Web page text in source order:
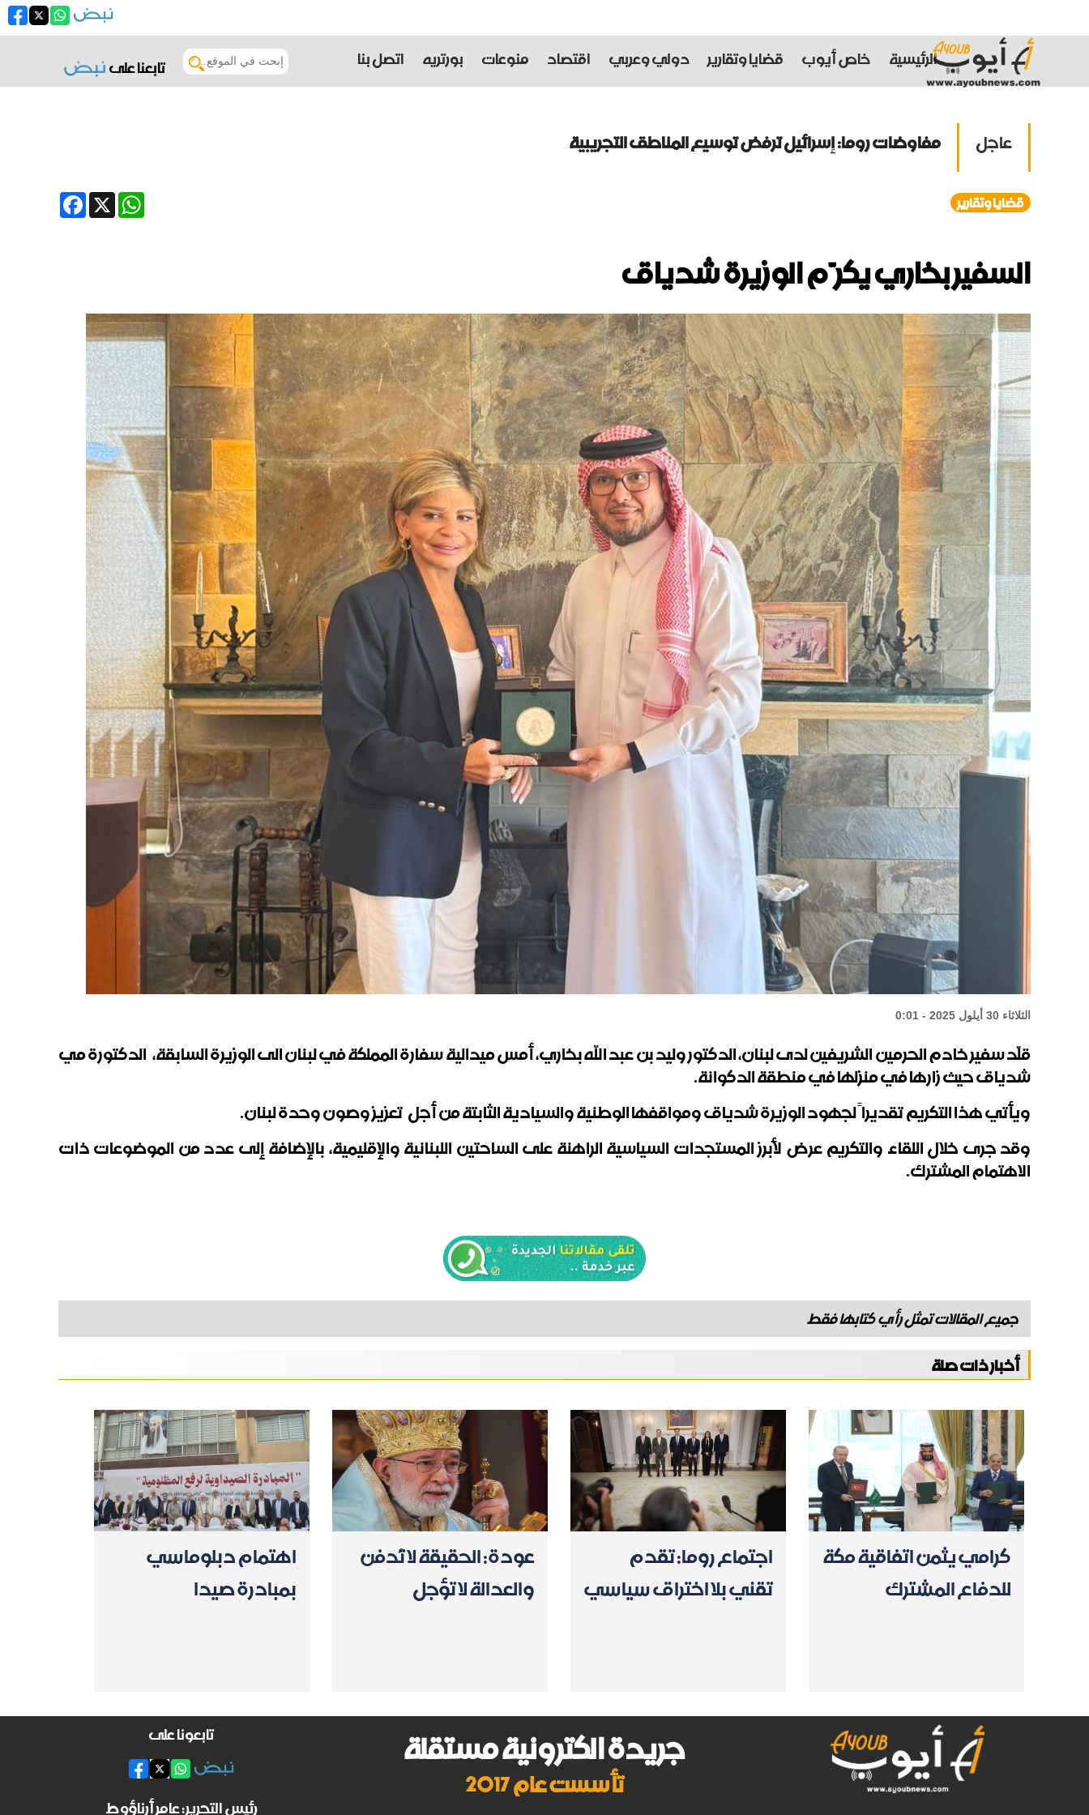
الرئيسية خاص أيوب قضايا وتقارير دولي وعربي اقتصاد منوعات بورتريه اتصل بنا تابعنا على
عاجل مفاوضات روما: إسرائيل ترفض توسيع المناطق التجريبية
الشيباني: زعزعة الأمن لن تعرقل بناء الدولة
واشنطن: المحادثات بين لبنان وإسرائيل إيجابية
قضايا وتقارير Facebook X
WhatsApp
السفير بخاري يكرّم الوزيرة شدياق
الثلاثاء 30 أيلول 2025 - 0:01
قلّد سفير خادم الحرمين الشريفين لدى لبنان، الدكتور وليد بن عبد الله بخاري، أمس ميدالية سفارة المملكة في لبنان الى الوزيرة السابقة، الدكتورة مي
شدياق حيث زارها في منزلها في منطقة الدكوانة.
ويأتي هذا التكريم تقديراً لجهود الوزيرة شدياق ومواقفها الوطنية والسيادية الثابتة من أجل تعزيز وصون وحدة لبنان.
وقد جرى خلال اللقاء والتكريم عرض لأبرز المستجدات السياسية الراهنة على الساحتين اللبنانية والإقليمية، بالإضافة إلى عدد من الموضوعات ذات
الاهتمام المشترك.
جميع المقالات تمثل رأي كتابها فقط
أخبار ذات صلة
كرامي يثمن اتفاقية مكة
للدفاع المشترك
اجتماع روما: تقدم
تقني بلا اختراق سياسي
عودة: الحقيقة لا تُدفن
والعدالة لا تؤجل
اهتمام دبلوماسي
بمبادرة صيدا
تابعونا على
رئيس التحرير: عامر أرناؤوط
جريدة الكترونية مستقلة
تأسست عام 2017